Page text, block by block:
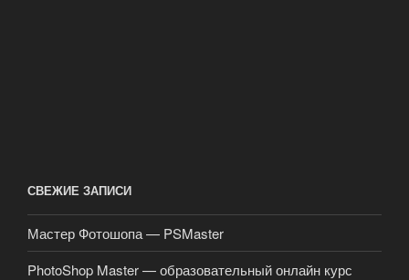
СВЕЖИЕ ЗАПИСИ
Мастер Фотошопа — PSMaster
PhotoShop Master — образовательный онлайн курс